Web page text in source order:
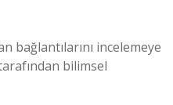
incelemeye
bilimsel